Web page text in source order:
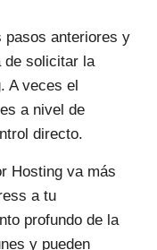
pasos anteriores y
de solicitar la
A veces el
a nivel de
directo.
Hosting va más
a tu
profundo de la
y pueden